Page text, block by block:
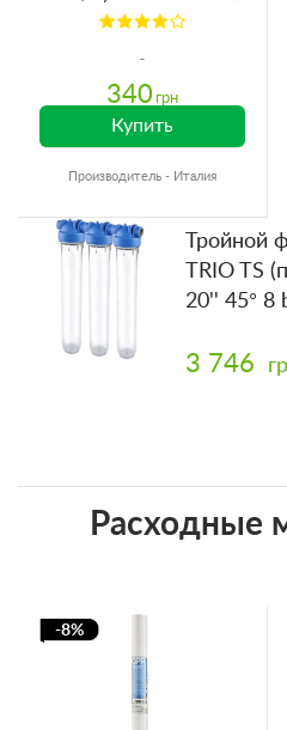
Ø84х3.5мм
340 грн
Купить
Производитель - Италия
Тройной
TRIO TS
20'' 45° 8
3 746
Расходные
-8%